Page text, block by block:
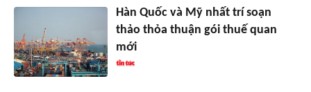
Hàn Quốc và Mỹ nhất trí soạn
thảo thỏa thuận gói thuế quan
mới